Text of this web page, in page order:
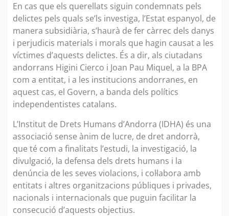
En cas que els querellats siguin condemnats pels
delictes pels quals se’ls investiga, l’Estat espanyol, de
manera subsidiària, s’haurà de fer càrrec dels danys
i perjudicis materials i morals que hagin causat a les
víctimes d’aquests delictes. És a dir, als ciutadans
andorrans Higini Cierco i Joan Pau Miquel, a la BPA
com a entitat, i a les institucions andorranes, en
aquest cas, el Govern, a banda dels polítics
independentistes catalans.
L’Institut de Drets Humans d’Andorra (IDHA) és una
associació sense ànim de lucre, de dret andorrà,
que té com a finalitats l’estudi, la investigació, la
divulgació, la defensa dels drets humans i la
denúncia de les seves violacions, i col·labora amb
entitats i altres organitzacions públiques i privades,
nacionals i internacionals que puguin facilitar la
consecució d’aquests objectius.